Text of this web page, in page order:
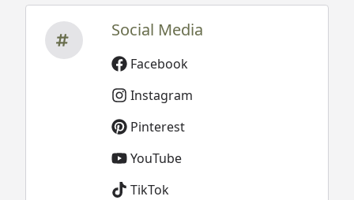
Social Media
Facebook
Instagram
Pinterest
YouTube
TikTok